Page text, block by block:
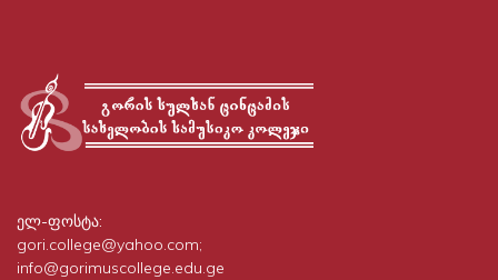
ელ-ფოსტა:
gori.college@yahoo.com;
info@gorimuscollege.edu.ge